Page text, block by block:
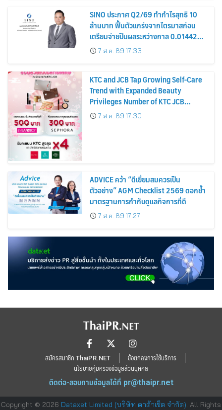
SINO ประกาศ Q2/69 ทำกำไรสุทธิ 10
ล้านบาท ฟื้นตัวแกร่งจากไตรมาสก่อน
เตรียมจ่ายปันผลระหว่างกาล 0.014423
บาทต่อหุ้น ครึ่งปีหลังมุ่งเติบโตต่อเนื่อง
7 ส.ค. 69 17:33
KTC and JCB Tap Growing Self-Care
Trend with Expanded Beauty
Privileges Number of KTC JCB
Cardmembers Spending on
Cosmetics Rises 26%
7 ส.ค. 69 17:30
ADVICE คว้า “ดีเยี่ยมสมควรเป็น
ตัวอย่าง” AGM Checklist 2569 ตอกย้ำ
มาตรฐานการกำกับดูแลกิจการที่ดี
7 ส.ค. 69 17:27
สมัครสมาชิก ThaiPR.NET
ข้อตกลงการใช้บริการ
นโยบายคุ้มครองข้อมูลส่วนบุคคล
ติดต่อ-สอบถามข้อมูลได้ที่ pr@thaipr.net
Copyright © 2026 Dataxet Limited (บริษัท ดาต้าเซ็ต จำกัด). All Rights